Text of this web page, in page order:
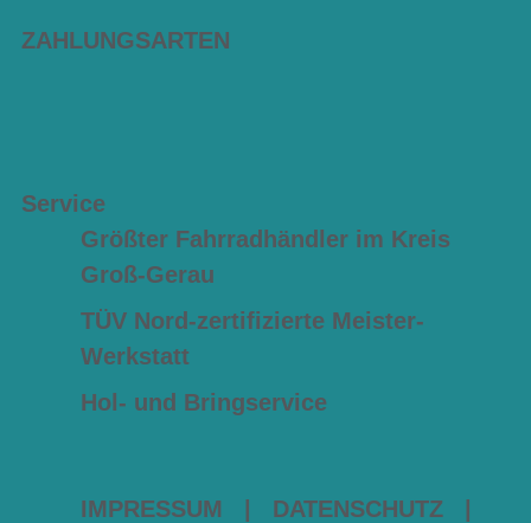
ZAHLUNGSARTEN
Service
Größter Fahrradhändler im Kreis
Groß-Gerau
TÜV Nord-zertifizierte Meister-
Werkstatt
Hol- und Bringservice
IMPRESSUM DATENSCHUTZ